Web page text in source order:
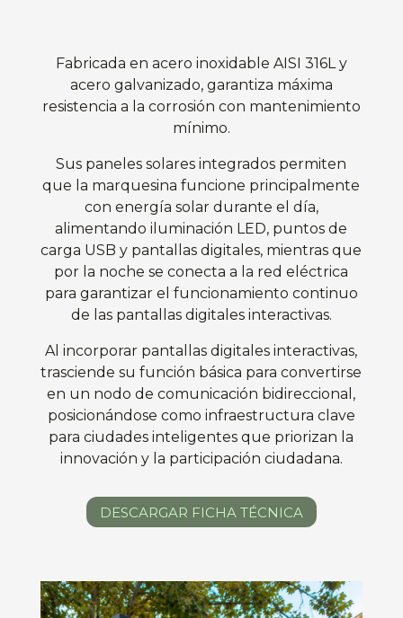
Fabricada en acero inoxidable AISI 316L y
acero galvanizado, garantiza máxima
resistencia a la corrosión con mantenimiento
mínimo.
Sus paneles solares integrados permiten
que la marquesina funcione principalmente
con energía solar durante el día,
alimentando iluminación LED, puntos de
carga USB y pantallas digitales, mientras que
por la noche se conecta a la red eléctrica
para garantizar el funcionamiento continuo
de las pantallas digitales interactivas.
Al incorporar pantallas digitales interactivas,
trasciende su función básica para convertirse
en un nodo de comunicación bidireccional,
posicionándose como infraestructura clave
para ciudades inteligentes que priorizan la
innovación y la participación ciudadana.
DESCARGAR FICHA TÉCNICA